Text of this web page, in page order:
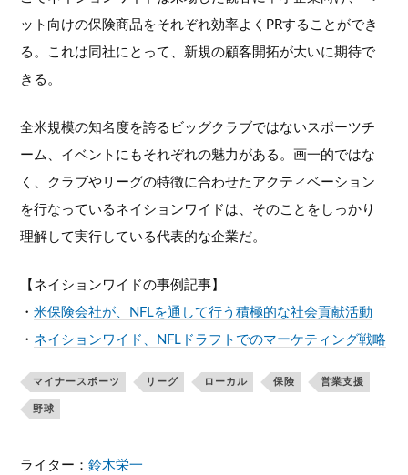
ット向けの保険商品をそれぞれ効率よくPRすることができ
る。これは同社にとって、新規の顧客開拓が大いに期待で
きる。
全米規模の知名度を誇るビッグクラブではないスポーツチ
ーム、イベントにもそれぞれの魅力がある。画一的ではな
く、クラブやリーグの特徴に合わせたアクティベーション
を行なっているネイションワイドは、そのことをしっかり
理解して実行している代表的な企業だ。
【ネイションワイドの事例記事】
・米保険会社が、NFLを通して行う積極的な社会貢献活動
・ ネイションワイド、NFLドラフトでのマーケティング戦略
マイナースポーツ リーグ ローカル 保険 営業支援
野球
ライター：鈴木栄一